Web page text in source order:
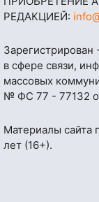
РЕДАКЦИЕЙ:
в сфере связи,
массовых
№ ФС 77 - 77132
Материалы сайта
лет (16+).